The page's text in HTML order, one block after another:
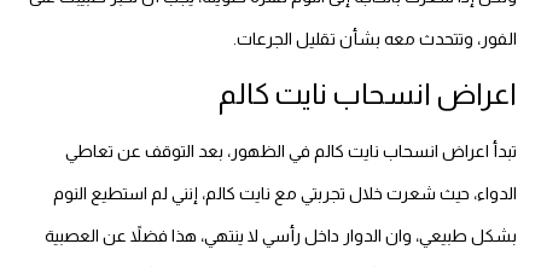
الفور، وتتحدث معه بشأن تقليل الجرعات.
اعراض انسحاب نايت كالم
تبدأ اعراض انسحاب نايت كالم في الظهور، بعد التوقف عن تعاطي
الدواء، حيث شعرت خلال تجربتي مع نايت كالم، إنني لم استطيع النوم
بشكل طبيعي، وان الدوار داخل رأسي لا ينتهي، هذا فضلاً عن العصبية